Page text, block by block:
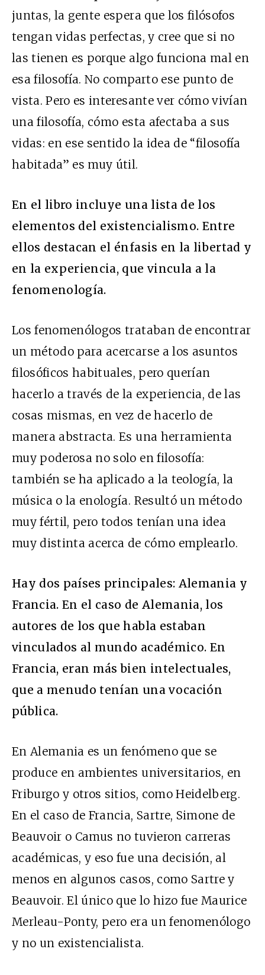
juntas, la gente espera que los filósofos
tengan vidas perfectas, y cree que si no
las tienen es porque algo funciona mal en
esa filosofía. No comparto ese punto de
vista. Pero es interesante ver cómo vivían
una filosofía, cómo esta afectaba a sus
vidas: en ese sentido la idea de “filosofía
habitada” es muy útil.
En el libro incluye una lista de los
elementos del existencialismo. Entre
ellos destacan el énfasis en la libertad y
en la experiencia, que vincula a la
fenomenología.
Los fenomenólogos trataban de encontrar
un método para acercarse a los asuntos
filosóficos habituales, pero querían
hacerlo a través de la experiencia, de las
cosas mismas, en vez de hacerlo de
manera abstracta. Es una herramienta
muy poderosa no solo en filosofía:
también se ha aplicado a la teología, la
música o la enología. Resultó un método
muy fértil, pero todos tenían una idea
muy distinta acerca de cómo emplearlo.
Hay dos países principales: Alemania y
Francia. En el caso de Alemania, los
autores de los que habla estaban
vinculados al mundo académico. En
Francia, eran más bien intelectuales,
que a menudo tenían una vocación
pública.
En Alemania es un fenómeno que se
produce en ambientes universitarios, en
Friburgo y otros sitios, como Heidelberg.
En el caso de Francia, Sartre, Simone de
Beauvoir o Camus no tuvieron carreras
académicas, y eso fue una decisión, al
menos en algunos casos, como Sartre y
Beauvoir. El único que lo hizo fue Maurice
Merleau-Ponty, pero era un fenomenólogo
y no un existencialista.